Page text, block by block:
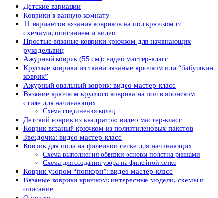
Детские вариации
Коврики в ванную комнату
11 вариантов вязания ковриков на пол крючком со
схемами, описанием и видео
Простые вязаные коврики крючком для начинающих
рукодельниц
Ажурный коврик (55 см): видео мастер-класс
Круглые коврики из ткани вязаные крючком или “бабушкин
коврик”
Ажурный овальный коврик: видео мастер-класс
Вязание крючком круглого коврика на пол в японском
стиле для начинающих
Схема соединения колец
Детский коврик из квадратов: видео мастер-класс
Коврик вязаный крючком из полиэтиленовых пакетов
Звездочка: видео мастер-класс
Коврик для пола на филейной сетке для начинающих
Схема выполнения обвязки основы полотна рюшами
Схема для создания узора на филейной сетке
Коврик узором “попкорн”: видео мастер-класс
Вязаные коврики крючком: интересные модели, схемы и
описание